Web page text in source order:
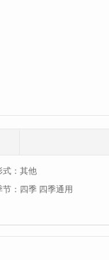
： 其他
： 四季 四季通用